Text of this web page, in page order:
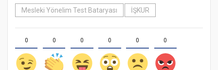
Mesleki Yönelim Test Bataryası İŞKUR
0 0 0 0 0 0